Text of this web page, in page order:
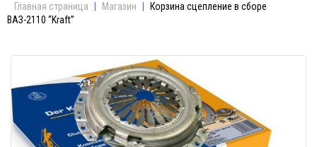
Главная страница Магазин
Корзина сцепление в сборе
ВАЗ-2110 “Kraft”